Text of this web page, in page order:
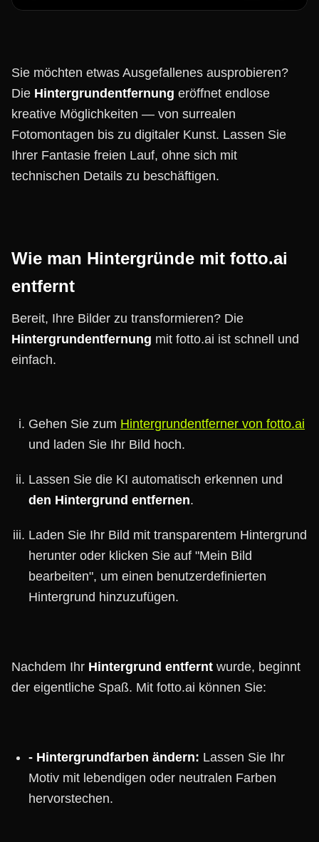
Sie möchten etwas Ausgefallenes ausprobieren?
Die Hintergrundentfernung eröffnet endlose
kreative Möglichkeiten — von surrealen
Fotomontagen bis zu digitaler Kunst. Lassen Sie
Ihrer Fantasie freien Lauf, ohne sich mit
technischen Details zu beschäftigen.
Wie man Hintergründe mit fotto.ai
entfernt
Bereit, Ihre Bilder zu transformieren? Die
Hintergrundentfernung mit fotto.ai ist schnell und
einfach.
Gehen Sie zum Hintergrundentferner von fotto.ai
und laden Sie Ihr Bild hoch.
Lassen Sie die KI automatisch erkennen und
den Hintergrund entfernen.
Laden Sie Ihr Bild mit transparentem Hintergrund
herunter oder klicken Sie auf "Mein Bild
bearbeiten", um einen benutzerdefinierten
Hintergrund hinzuzufügen.
Nachdem Ihr Hintergrund entfernt wurde, beginnt
der eigentliche Spaß. Mit fotto.ai können Sie:
- Hintergrundfarben ändern: Lassen Sie Ihr
Motiv mit lebendigen oder neutralen Farben
hervorstechen.